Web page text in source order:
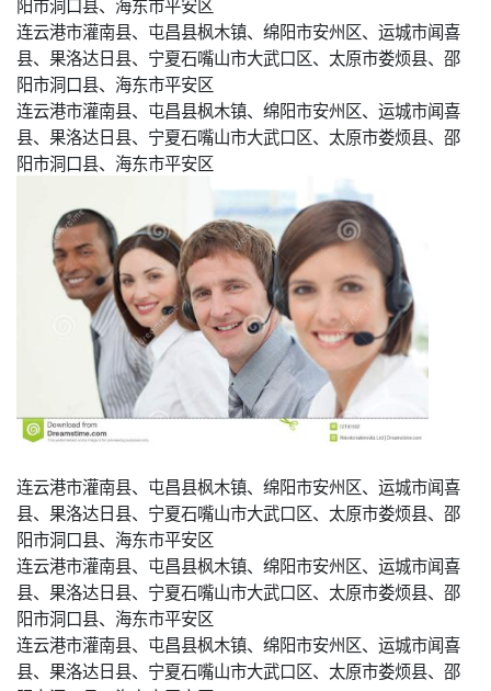
连云港市灌南县、屯昌县枫木镇、绵阳市安州区、运城市闻喜
县、果洛达日县、宁夏石嘴山市大武口区、太原市娄烦县、邵
阳市洞口县、海东市平安区
连云港市灌南县、屯昌县枫木镇、绵阳市安州区、运城市闻喜
县、果洛达日县、宁夏石嘴山市大武口区、太原市娄烦县、邵
阳市洞口县、海东市平安区
连云港市灌南县、屯昌县枫木镇、绵阳市安州区、运城市闻喜
县、果洛达日县、宁夏石嘴山市大武口区、太原市娄烦县、邵
阳市洞口县、海东市平安区
连云港市灌南县、屯昌县枫木镇、绵阳市安州区、运城市闻喜
县、果洛达日县、宁夏石嘴山市大武口区、太原市娄烦县、邵
阳市洞口县、海东市平安区
连云港市灌南县、屯昌县枫木镇、绵阳市安州区、运城市闻喜
县、果洛达日县、宁夏石嘴山市大武口区、太原市娄烦县、邵